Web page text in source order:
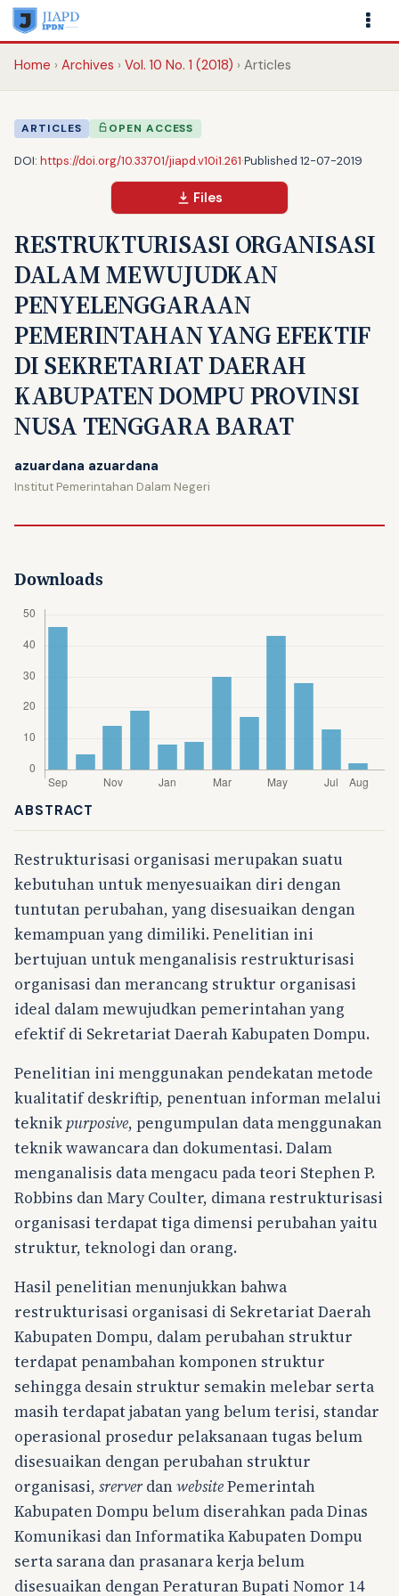
Home Archives Vol. 10 No. 1 (2018) Articles
Files
ARTICLES OPEN ACCESS
DOI: https://doi.org/10.33701/jiapd.v10i1.261·Published 12-07-2019
RESTRUKTURISASI ORGANISASI
DALAM MEWUJUDKAN
PENYELENGGARAAN
PEMERINTAHAN YANG EFEKTIF
DI SEKRETARIAT DAERAH
KABUPATEN DOMPU PROVINSI
NUSA TENGGARA BARAT
azuardana azuardana
Institut Pemerintahan Dalam Negeri
ABSTRACT
Restrukturisasi organisasi merupakan suatu
kebutuhan untuk menyesuaikan diri dengan
tuntutan perubahan, yang disesuaikan dengan
kemampuan yang dimiliki. Penelitian ini
bertujuan untuk menganalisis restrukturisasi
organisasi dan merancang struktur organisasi
ideal dalam mewujudkan pemerintahan yang
efektif di Sekretariat Daerah Kabupaten Dompu.
Penelitian ini menggunakan pendekatan metode
kualitatif deskriftip, penentuan informan melalui
teknik purposive, pengumpulan data menggunakan
teknik wawancara dan dokumentasi. Dalam
menganalisis data mengacu pada teori Stephen P.
Robbins dan Mary Coulter, dimana restrukturisasi
organisasi terdapat tiga dimensi perubahan yaitu
struktur, teknologi dan orang.
Hasil penelitian menunjukkan bahwa
restrukturisasi organisasi di Sekretariat Daerah
Kabupaten Dompu, dalam perubahan struktur
terdapat penambahan komponen struktur
sehingga desain struktur semakin melebar serta
masih terdapat jabatan yang belum terisi, standar
operasional prosedur pelaksanaan tugas belum
disesuaikan dengan perubahan struktur
organisasi, srerverdanwebsitePemerintah
Kabupaten Dompu belum diserahkan pada Dinas
Komunikasi dan Informatika Kabupaten Dompu
serta sarana dan prasanara kerja belum
disesuaikan dengan Peraturan Bupati Nomor 14
Downloads